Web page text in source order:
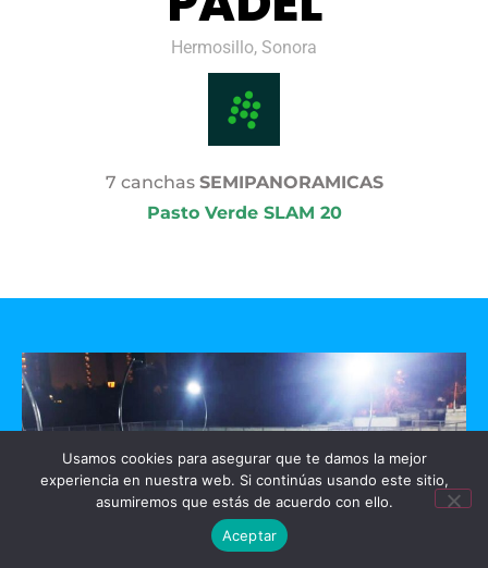
Hermosillo, Sonora
7 canchas SEMIPANORAMICAS
Pasto Verde SLAM 20
Usamos cookies para asegurar que te damos la mejor
experiencia en nuestra web. Si continúas usando este sitio,
asumiremos que estás de acuerdo con ello.
Aceptar